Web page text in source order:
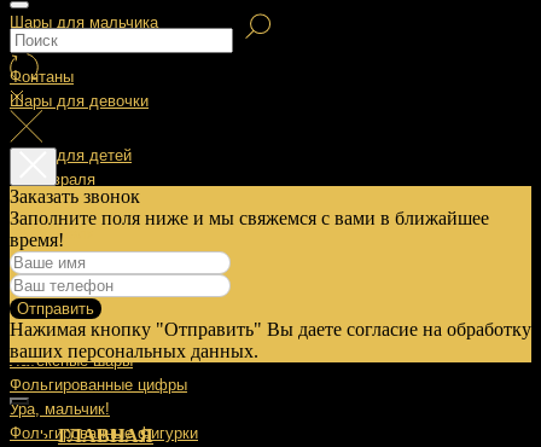
Шары для мальчика
Фонтаны
Шары для девочки
Шары для детей
14 Февраля
23 Февраля
8 Марта
9 Мая
Выписка
Латексные шары
Фольгированные цифры
Ура, мальчик!
Фольгированные фигурки
Заказать звонок
Заполните поля ниже и мы свяжемся с вами в ближайшее
время!
Отправить
Нажимая кнопку "Отправить" Вы даете согласие на обработку
ваших персональных данных.
ГЛАВНАЯ